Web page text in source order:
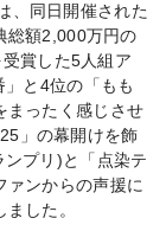
、同日開催された
総額2,000万円の
賞した5⼈組ア
と4位の「もも
まったく感じさせ
」の幕開けを飾
ンプリ)と「点染テ
ァンからの声援に
した。